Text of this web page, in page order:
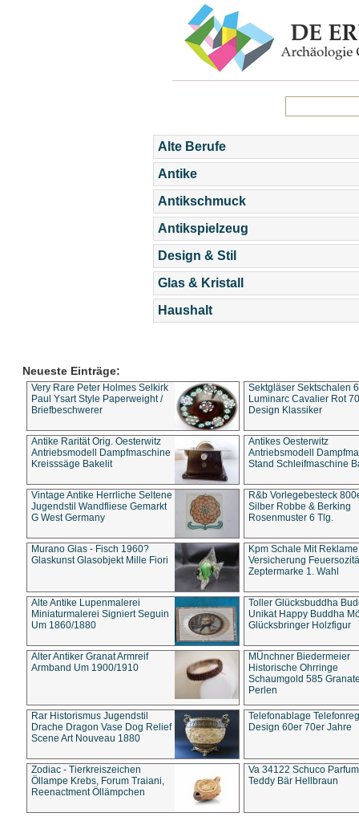
Alte Berufe
Antike
Antikschmuck
Antikspielzeug
Design & Stil
Glas & Kristall
Haushalt
Neueste Einträge:
Very Rare Peter Holmes Selkirk
Paul Ysart Style Paperweight /
Briefbeschwerer
Sektgläser Sektschalen
Luminarc Cavalier Rot
Design Klassiker
Antike Rarität Orig. Oesterwitz
Antriebsmodell Dampfmaschine
Kreisssäge Bakelit
Antikes Oesterwitz
Antriebsmodell
Stand Schleifmaschine
Vintage Antike Herrliche Seltene
Jugendstil Wandfliese Gemarkt
G West Germany
R&b Vorlegebesteck
Silber Robbe & Berking
Rosenmuster 6 Tlg.
Murano Glas - Fisch 1960?
Glaskunst Glasobjekt Mille Fiori
Kpm Schale Mit Reklame
Versicherung
Zeptermarke 1. Wahl
Alte Antike Lupenmalerei
Miniaturmalerei Signiert Seguin
Um 1860/1880
Toller Glücksbuddha
Unikat Happy Buddha
Glücksbringer Holzfigur
Alter Antiker Granat Armreif
Armband Um 1900/1910
MÜnchner Biedermeier
Historische Ohrringe
Schaumgold 585
Perlen
Rar Historismus Jugendstil
Drache Dragon Vase Dog Relief
Scene Art Nouveau 1880
Telefonablage
Design 60er 70er Jahre
Zodiac - Tierkreiszeichen
Öllampe Krebs, Forum Traiani,
Reenactment Öllämpchen
Va 34122 Schuco
Teddy Bär Hellbraun